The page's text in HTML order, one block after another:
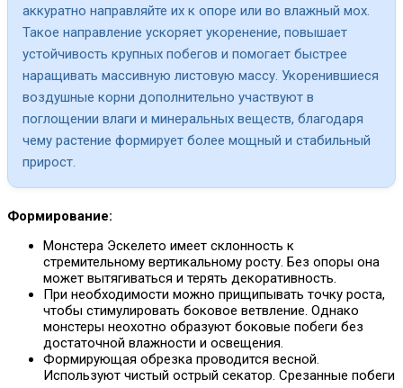
аккуратно направляйте их к опоре или во влажный мох.
Такое направление ускоряет укоренение, повышает
устойчивость крупных побегов и помогает быстрее
наращивать массивную листовую массу. Укоренившиеся
воздушные корни дополнительно участвуют в
поглощении влаги и минеральных веществ, благодаря
чему растение формирует более мощный и стабильный
прирост.
Формирование:
Монстера Эскелето имеет склонность к
стремительному вертикальному росту. Без опоры она
может вытягиваться и терять декоративность.
При необходимости можно прищипывать точку роста,
чтобы стимулировать боковое ветвление. Однако
монстеры неохотно образуют боковые побеги без
достаточной влажности и освещения.
Формирующая обрезка проводится весной.
Используют чистый острый секатор. Срезанные побеги